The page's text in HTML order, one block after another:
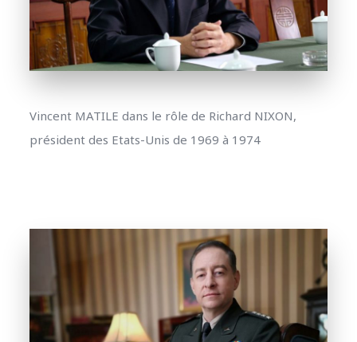
Vincent MATILE dans le rôle de Richard NIXON,
président des Etats-Unis de 1969 à 1974